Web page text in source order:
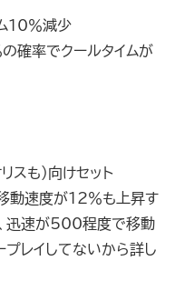
10％減少
確率でクールタイムが
スも）向けセット
動速度が12％も上昇す
迅速が500程度で移動
レイしてないから詳し